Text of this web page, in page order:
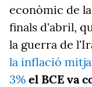
econòmic de
finals d'abril,
la guerra de
la inflació
3% el BCE va